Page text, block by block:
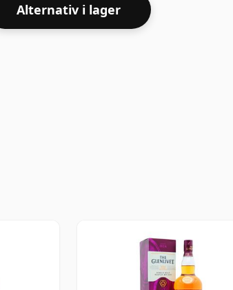
Alternativ i lager